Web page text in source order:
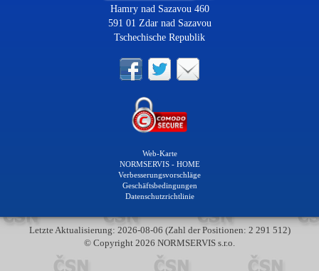
Hamry nad Sazavou 460
591 01 Zdar nad Sazavou
Tschechische Republik
Web-Karte
NORMSERVIS - HOME
Verbesserungsvorschläge
Geschäftsbedingungen
Datenschutzrichtlinie
Letzte Aktualisierung: 2026-08-06 (Zahl der Positionen: 2 291 512)
© Copyright 2026 NORMSERVIS s.r.o.